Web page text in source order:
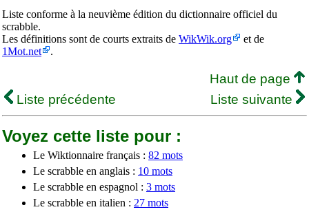
Liste conforme à la neuvième édition du dictionnaire officiel du
scrabble.
Les définitions sont de courts extraits de WikWik.org
et de
1Mot.net
.
Haut de page
Liste précédente
Liste suivante
Voyez cette liste pour :
Le Wiktionnaire français : 82 mots
Le scrabble en anglais : 10 mots
Le scrabble en espagnol : 3 mots
Le scrabble en italien : 27 mots